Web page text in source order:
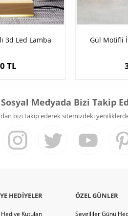
3d Led Lamba
TL
Gül Motifli
Sosyal Medyada Bizi Takip
bizi takip ederek sitemizdeki
HEDIYELER
Kutuları
ÖZEL GÜNLER
Sevgililer Günü